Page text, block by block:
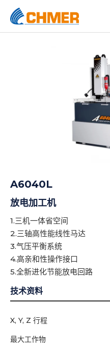
A6040L
放电加工机
1.三机一体省空间
2.三轴高性能线性马达
3.气压平衡系统
4.高亲和性操作接口
5.全新进化节能放电回路
技术资料
X, Y, Z 行程
最大工作物